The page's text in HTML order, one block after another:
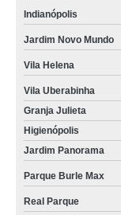
Indianópolis
Jardim Novo Mundo
Vila Helena
Vila Uberabinha
Granja Julieta
Higienópolis
Jardim Panorama
Parque Burle Max
Real Parque